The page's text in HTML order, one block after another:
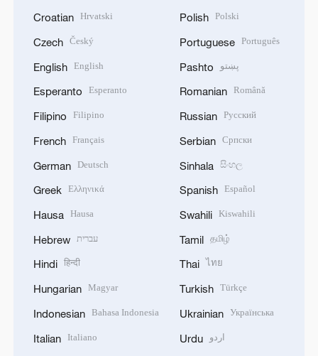
Croatian Hrvatski
Czech Český
English English
Esperanto Esperanto
Filipino Filipino
French Français
German Deutsch
Greek Ελληνικά
Hausa Hausa
Hebrew עברית
Hindi हिन्दी
Hungarian Magyar
Indonesian Bahasa Indonesia
Italian Italiano
Polish Polski
Portuguese Português
Pashto پښتو
Romanian Română
Russian Русский
Serbian Српски
Sinhala සිංහල
Spanish Español
Swahili Kiswahili
Tamil தமிழ்
Thai ไทย
Turkish Türkçe
Ukrainian Українська
Urdu اردو